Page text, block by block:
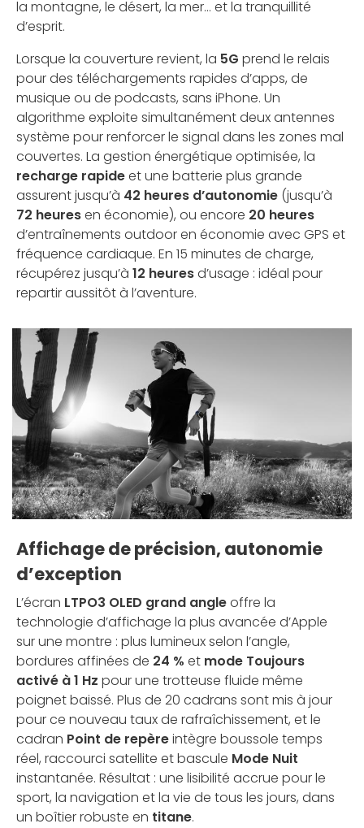
la montagne, le désert, la mer… et la tranquillité
d’esprit.
Lorsque la couverture revient, la 5G prend le relais
pour des téléchargements rapides d’apps, de
musique ou de podcasts, sans iPhone. Un
algorithme exploite simultanément deux antennes
système pour renforcer le signal dans les zones mal
couvertes. La gestion énergétique optimisée, la
recharge rapideet une batterie plus grande
assurent jusqu’à 42 heures d’autonomie (jusqu’à
72 heuresen économie), ou encore 20 heures
d’entraînements outdoor en économie avec GPS et
fréquence cardiaque. En 15 minutes de charge,
récupérez jusqu’à 12 heuresd’usage : idéal pour
repartir aussitôt à l’aventure.
Affichage de précision, autonomie
d’exception
L’écran LTPO3 OLED grand angleoffre la
technologie d’affichage la plus avancée d’Apple
sur une montre : plus lumineux selon l’angle,
bordures affinées de 24 % et mode Toujours
activé à 1 Hz pour une trotteuse fluide même
poignet baissé. Plus de 20 cadrans sont mis à jour
pour ce nouveau taux de rafraîchissement, et le
cadran Point de repèreintègre boussole temps
réel, raccourci satellite et bascule Mode Nuit
instantanée. Résultat : une lisibilité accrue pour le
sport, la navigation et la vie de tous les jours, dans
un boîtier robuste en titane.